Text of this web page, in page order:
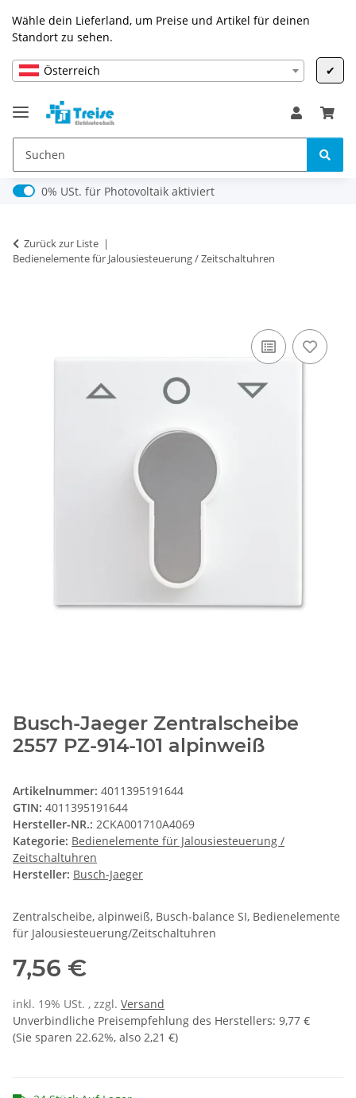
Wähle dein Lieferland, um Preise und Artikel für deinen
Standort zu sehen.
Österreich ✔
0% USt. für Photovoltaik (§ 12 Abs. 3 UStG)
0% USt. für Photovoltaik aktiviert
Zurück zur Liste
Bedienelemente für Jalousiesteuerung / Zeitschaltuhren
Busch-Jaeger Zentralscheibe
2557 PZ-914-101 alpinweiß
Artikelnummer: 4011395191644
GTIN: 4011395191644
Hersteller-NR.: 2CKA001710A4069
Kategorie: Bedienelemente für Jalousiesteuerung /
Zeitschaltuhren
Hersteller: Busch-Jaeger
Zentralscheibe, alpinweiß, Busch-balance SI, Bedienelemente
für Jalousiesteuerung/Zeitschaltuhren
7,56 €
inkl. 19% USt. , zzgl. Versand
Unverbindliche Preisempfehlung des Herstellers: 9,77 €
(Sie sparen 22.62%, also 2,21 €)